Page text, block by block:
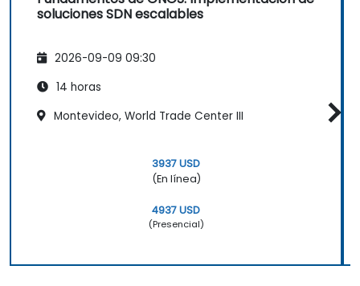
soluciones SDN escalables
2026-09-09 09:30
14 horas
Montevideo, World Trade Center III
3937 USD
(En línea)
4937 USD
(Presencial)